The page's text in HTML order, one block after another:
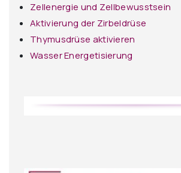
Zellenergie und Zellbewusstsein
Aktivierung der Zirbeldrüse
Thymusdrüse aktivieren
Wasser Energetisierung